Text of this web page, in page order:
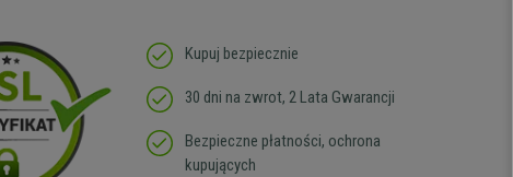
Kupuj bezpiecznie
30 dni na zwrot, 2 Lata Gwarancji
Bezpieczne płatności, ochrona
kupujących